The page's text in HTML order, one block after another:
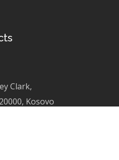
Clark,
Kosovo